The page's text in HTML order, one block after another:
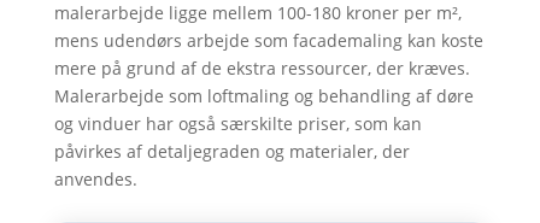
malerarbejde ligge mellem 100-180 kroner per m²,
mens udendørs arbejde som facademaling kan koste
mere på grund af de ekstra ressourcer, der kræves.
Malerarbejde som loftmaling og behandling af døre
og vinduer har også særskilte priser, som kan
påvirkes af detaljegraden og materialer, der
anvendes.